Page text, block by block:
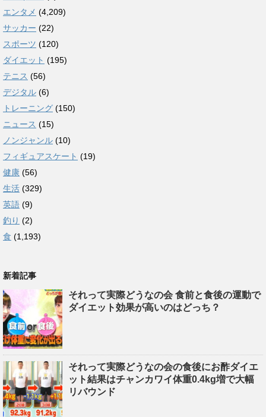
エンタメ (4,209)
サッカー (22)
スポーツ (120)
ダイエット (195)
テニス (56)
デジタル (6)
トレーニング (150)
ニュース (15)
ノンジャンル (10)
フィギュアスケート (19)
健康 (56)
生活 (329)
英語 (9)
釣り (2)
食 (1,193)
新着記事
それって実際どうなの会 食前と食後の運動で
ダイエット効果が高いのはどっち？
それって実際どうなの会の食後にお酢ダイエ
ット結果はチャンカワイ体重0.4kg増で大幅
リバウンド